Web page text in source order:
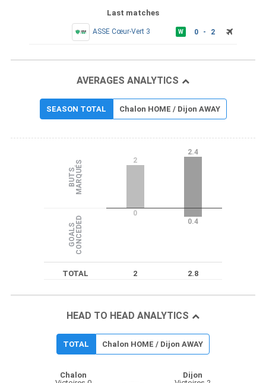
Last matches
ASSE Cœur-Vert 3 W 0 - 2
AVERAGES ANALYTICS
SEASON TOTAL Chalon HOME / Dijon AWAY
B
U
T
S
M
A
R
Q
U
ÉS 2
2.4
G
O
A
L
S
C
O
N
C
E
D
ED
0
0.4
TOTAL 2 2.8
HEAD TO HEAD ANALYTICS
TOTAL Chalon HOME / Dijon AWAY
Chalon
Dijon